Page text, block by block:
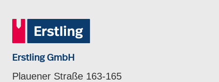
Erstling GmbH
Plauener Straße 163-165